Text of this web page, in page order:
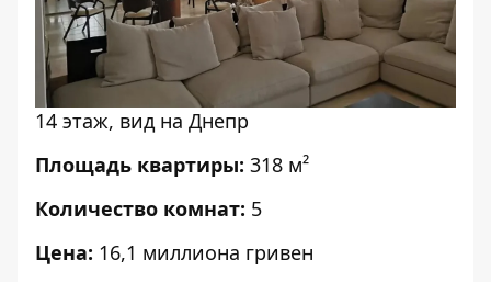
14 этаж, вид на Днепр
Площадь квартиры: 318 м²
Количество комнат: 5
Цена: 16,1 миллиона гривен